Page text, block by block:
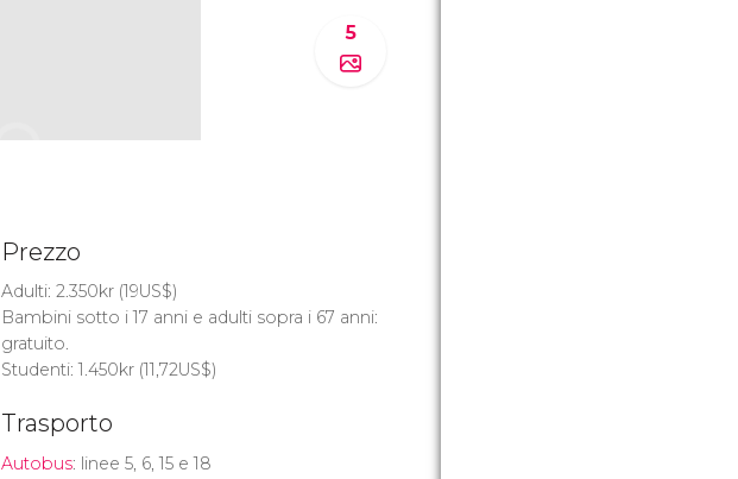
5
Prezzo
Adulti: 2.350kr(19US$)
Bambini sotto i 17 anni e adulti sopra i 67 anni:
gratuito.
Studenti: 1.450kr(11,72US$)
Trasporto
Autobus: linee 5, 6, 15 e 18